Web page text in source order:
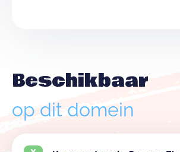
Beschikbaar
op dit domein